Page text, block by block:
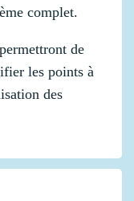
complet.
de
les points à
des